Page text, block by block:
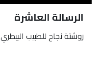
الرسالة العاشرة
روشتة نجاح للطبيب البيطري